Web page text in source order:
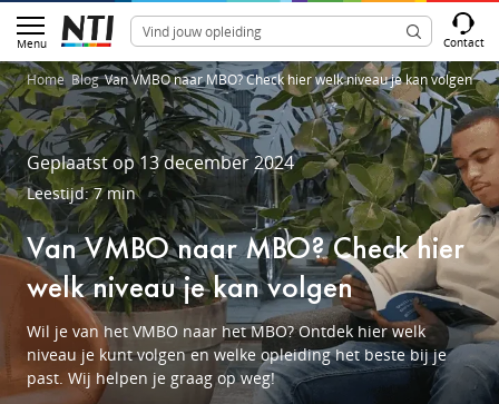
Menu Contact
Home Blog Van VMBO naar MBO? Check hier welk niveau je kan volgen
Geplaatst op 13 december 2024
Leestijd: 7 min
Van VMBO naar MBO? Check hier
welk niveau je kan volgen
Wil je van het VMBO naar het MBO? Ontdek hier welk
niveau je kunt volgen en welke opleiding het beste bij je
past. Wij helpen je graag op weg!